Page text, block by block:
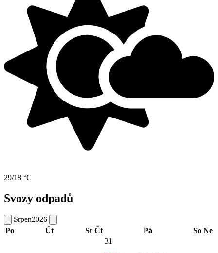
29/18 °C
Svozy odpadů
Srpen2026
Po
Út St Čt Pá So Ne
31